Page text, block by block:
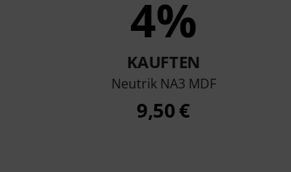
4%
KAUFTEN
Neutrik NA3 MDF
9,50 €